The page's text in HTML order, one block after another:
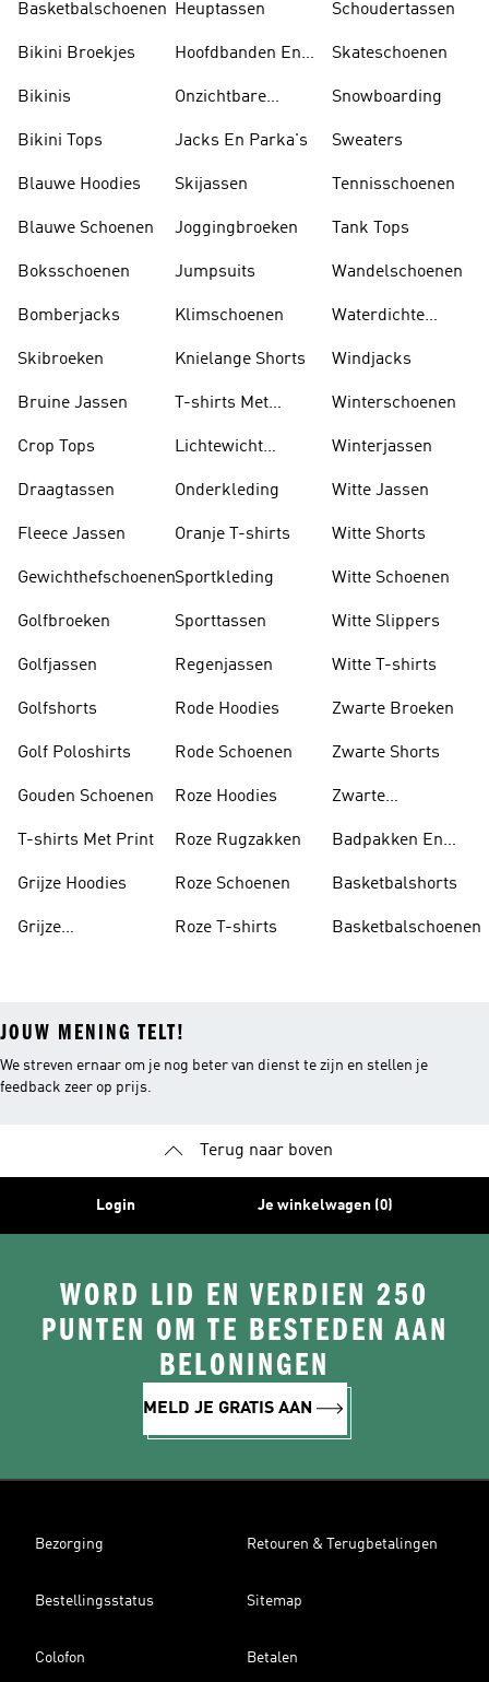
Basketbalschoenen
Bikini Broekjes
Bikinis
Bikini Tops
Blauwe Hoodies
Blauwe Schoenen
Boksschoenen
Bomberjacks
Skibroeken
Bruine Jassen
Crop Tops
Draagtassen
Fleece Jassen
Gewichthefschoenen
Golfbroeken
Golfjassen
Golfshorts
Golf Poloshirts
Gouden Schoenen
T-shirts Met Print
Grijze Hoodies
Grijze
Heuptassen
Hoofdbanden En
Onzichtbare
Jacks En Parka's
Skijassen
Joggingbroeken
Jumpsuits
Klimschoenen
Knielange Shorts
T-shirts Met
Lichtewicht
Onderkleding
Oranje T-shirts
Sportkleding
Sporttassen
Regenjassen
Rode Hoodies
Rode Schoenen
Roze Hoodies
Roze Rugzakken
Roze Schoenen
Roze T-shirts
Schoudertassen
Skateschoenen
Snowboarding
Sweaters
Tennisschoenen
Tank Tops
Wandelschoenen
Waterdichte
Windjacks
Winterschoenen
Winterjassen
Witte Jassen
Witte Shorts
Witte Schoenen
Witte Slippers
Witte T-shirts
Zwarte Broeken
Zwarte Shorts
Zwarte
Badpakken En
Basketbalshorts
Basketbalschoenen
JOUW MENING TELT!
We streven ernaar om je nog beter van dienst te zijn en stellen je
feedback zeer op prijs.
Terug naar boven
Login Je winkelwagen (0)
WORD LID EN VERDIEN 250
PUNTEN OM TE BESTEDEN AAN
BELONINGEN
MELD JE GRATIS AAN
Bezorging Retouren & Terugbetalingen
Bestellingsstatus Sitemap
Colofon Betalen